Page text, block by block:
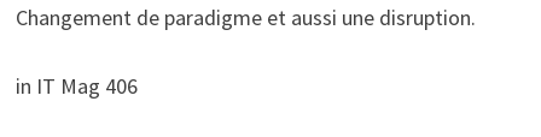
Changement de paradigme et aussi une disruption.
in IT Mag 406